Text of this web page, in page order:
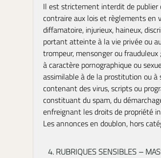
Il est strictement interdit de
contraire aux lois et règlements en
diffamatoire, injurieux, haineux,
portant atteinte à la vie privée ou
trompeur, mensonger ou frauduleux ;
à caractère pornographique ou
assimilable à de la prostitution ou
contenant des virus, scripts ou
constituant du spam, du
enfreignant les droits de propriété
Les annonces en doublon, hors
4. RUBRIQUES SENSIBLES –